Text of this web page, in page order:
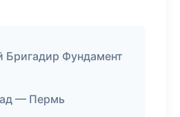
Бригадир Фундамент
— Пермь